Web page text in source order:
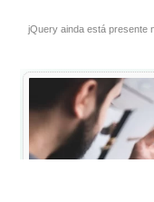
jQuery ainda está presente